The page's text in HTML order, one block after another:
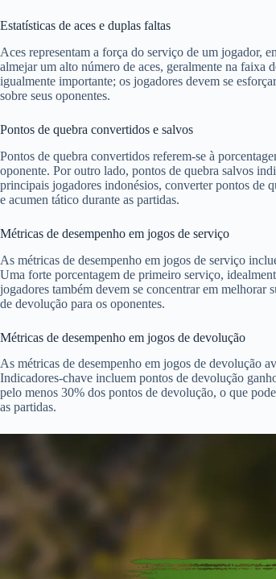
Estatísticas de aces e duplas faltas
Aces representam a força do serviço de um jogador,
almejar um alto número de aces, geralmente na faixa
igualmente importante; os jogadores devem se
sobre seus oponentes.
Pontos de quebra convertidos e salvos
Pontos de quebra convertidos referem-se à
oponente. Por outro lado, pontos de quebra salvos
principais jogadores indonésios, converter pontos de
e acumen tático durante as partidas.
Métricas de desempenho em jogos de serviço
As métricas de desempenho em jogos de serviço
Uma forte porcentagem de primeiro serviço,
jogadores também devem se concentrar em melhorar
de devolução para os oponentes.
Métricas de desempenho em jogos de devolução
As métricas de desempenho em jogos de devolução
Indicadores-chave incluem pontos de devolução
pelo menos 30% dos pontos de devolução, o que
as partidas.